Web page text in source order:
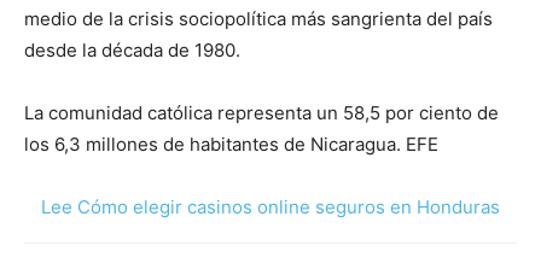
medio de la crisis sociopolítica más sangrienta del país
desde la década de 1980.
La comunidad católica representa un 58,5 por ciento de
los 6,3 millones de habitantes de Nicaragua. EFE
Lee Cómo elegir casinos online seguros en Honduras